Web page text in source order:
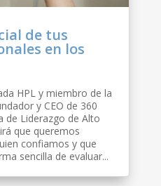
de tus
en los
HPL y miembro de la
y CEO de 360
de Liderazgo de Alto
que queremos
confiamos y que
sencilla de evaluar...